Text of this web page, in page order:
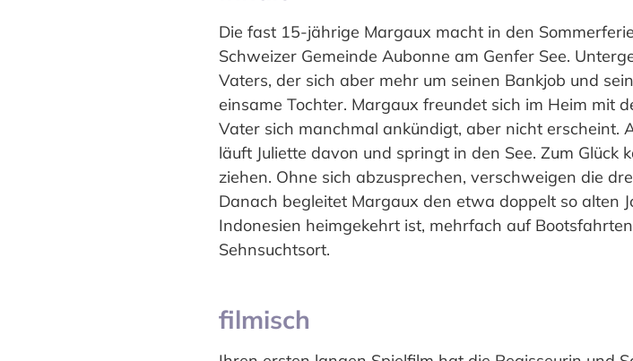
Die fast 15-jährige Margaux macht in den
Schweizer Gemeinde Aubonne am Genfer See.
Vaters, der sich aber mehr um seinen Bankjob und
einsame Tochter. Margaux freundet sich im Heim mit
Vater sich manchmal ankündigt, aber nicht erscheint.
läuft Juliette davon und springt in den See. Zum Glück
ziehen. Ohne sich abzusprechen, verschweigen die
Danach begleitet Margaux den etwa doppelt so alten
Indonesien heimgekehrt ist, mehrfach auf
Sehnsuchtsort.
filmisch